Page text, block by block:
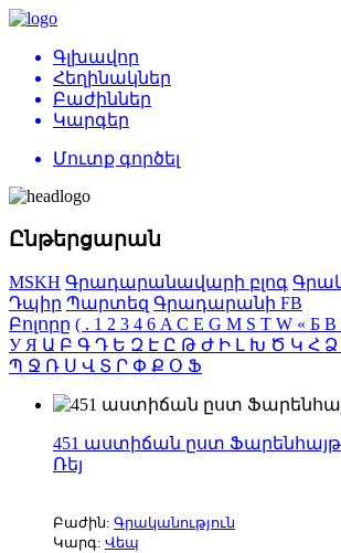
Գլխավոր
Հեղինակներ
Բաժիններ
Կարգեր
Մուտք գործել
Ընթերցարան
MSKH Գրադարանավարի բլոգ
Դպիր Պարտեզ Գրադարանի FB
Բոլորը ( . 1 2 3 4 6 AC E G M S T W « Б В
УЯ Ա Բ Գ Դ Ե Զ Է Ը Թ Ժ Ի Լ Խ Ծ Կ Հ Ձ
Պ Ջ Ռ Ս Վ Տ Ր Փ Ք Օ Ֆ
451 աստիճան ըստ
Ռեյ
Բաժին: Գրականություն
Կարգ: Վեպ